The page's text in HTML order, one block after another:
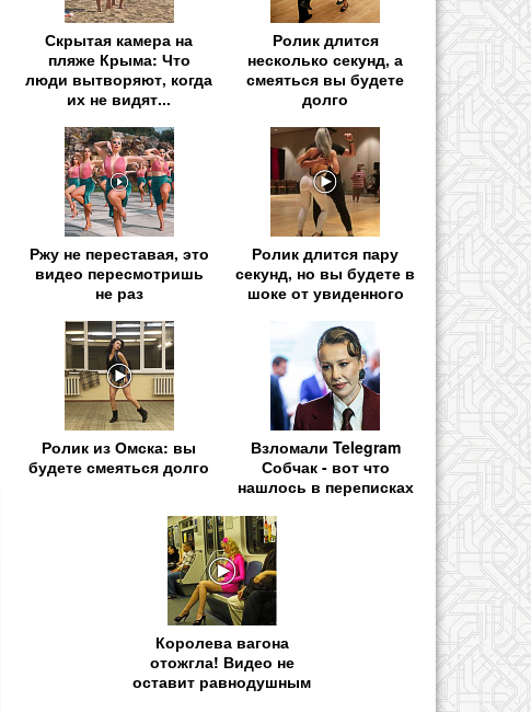
Скрытая камера на
пляже Крыма: Что
люди вытворяют, когда
их не видят...
Ролик длится
несколько секунд, а
смеяться вы будете
долго
Ржу не переставая, это
видео пересмотришь
не раз
Ролик длится пару
секунд, но вы будете в
шоке от увиденного
Ролик из Омска: вы
будете смеяться долго
Взломали Telegram
Собчак - вот что
нашлось в переписках
Королева вагона
отожгла! Видео не
оставит равнодушным